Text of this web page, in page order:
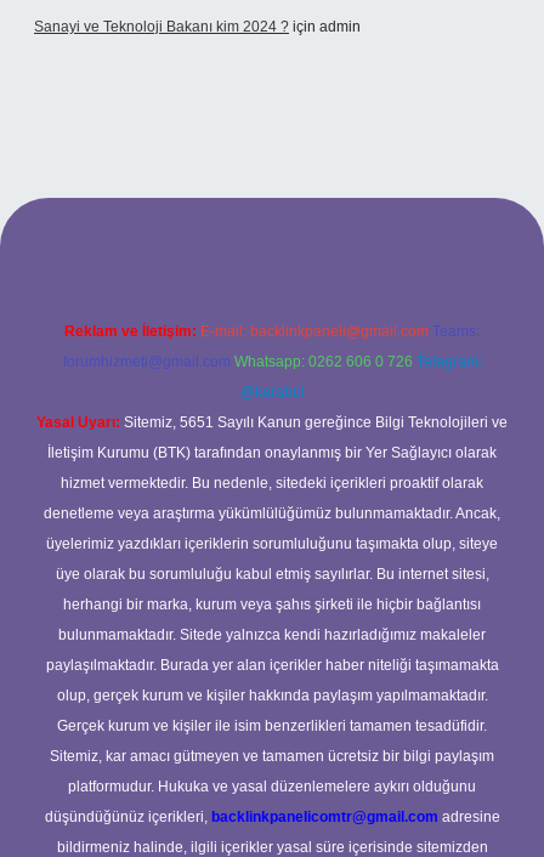
Sanayi ve Teknoloji Bakanı kim 2024 ? için admin
giriş
Reklam ve İletişim: E-mail: backlinkpaneli@gmail.com Teams:
forumhizmeti@gmail.com Whatsapp: 0262 606 0 726 Telegram:
@karabul
Yasal Uyarı: Sitemiz, 5651 Sayılı Kanun gereğince Bilgi Teknolojileri ve
İletişim Kurumu (BTK) tarafından onaylanmış bir Yer Sağlayıcı olarak
hizmet vermektedir. Bu nedenle, sitedeki içerikleri proaktif olarak
denetleme veya araştırma yükümlülüğümüz bulunmamaktadır. Ancak,
üyelerimiz yazdıkları içeriklerin sorumluluğunu taşımakta olup, siteye
üye olarak bu sorumluluğu kabul etmiş sayılırlar. Bu internet sitesi,
herhangi bir marka, kurum veya şahıs şirketi ile hiçbir bağlantısı
bulunmamaktadır. Sitede yalnızca kendi hazırladığımız makaleler
paylaşılmaktadır. Burada yer alan içerikler haber niteliği taşımamakta
olup, gerçek kurum ve kişiler hakkında paylaşım yapılmamaktadır.
Gerçek kurum ve kişiler ile isim benzerlikleri tamamen tesadüfidir.
Sitemiz, kar amacı gütmeyen ve tamamen ücretsiz bir bilgi paylaşım
platformudur. Hukuka ve yasal düzenlemelere aykırı olduğunu
düşündüğünüz içerikleri, backlinkpanelicomtr@gmail.com adresine
bildirmeniz halinde, ilgili içerikler yasal süre içerisinde sitemizden